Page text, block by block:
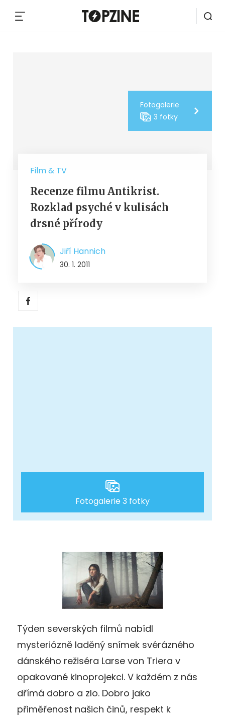
Fotogalerie
3 fotky
Film & TV
Recenze filmu Antikrist.
Rozklad psyché v kulisách
drsné přírody
Jiří Hannich
30. 1. 2011
Fotogalerie 3 fotky
Týden severských filmů nabídl
mysteriózně laděný snímek svérázného
dánského režiséra Larse von Triera v
opakované kinoprojekci. V každém z nás
dřímá dobro a zlo. Dobro jako
přiměřenost našich činů, respekt k